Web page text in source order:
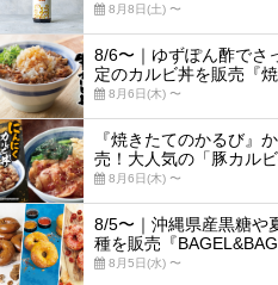
8月8日(土) 〜
8/6〜｜ゆずぽん酢でさ
定のカルビ丼を販売『
8月6日(木) 〜
『焼きたてのかるび』
売！大人気の「豚カル
8月6日(木) 〜
8/5〜｜沖縄県産黒糖や
種を販売『
8月5日(水) 〜